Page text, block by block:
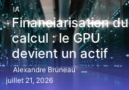
IA
Financiarisation du
calcul : le GPU
devient un actif
Alexandre Bruneau
juillet 21, 2026